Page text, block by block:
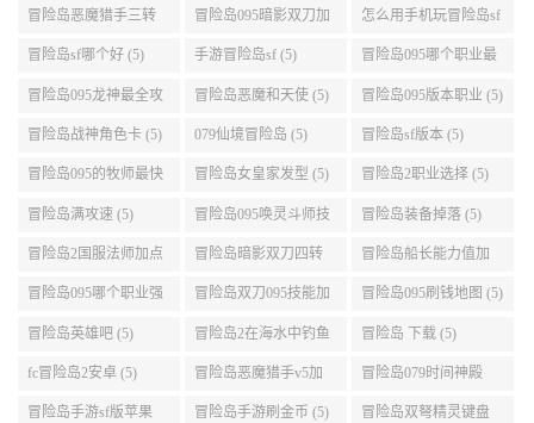
(6) (5)
冒险岛恶魔猎手三转
技能加点顺序 (5)
冒险岛095暗影双刀加
点 (5)
怎么用手机玩冒险岛sf
(5)
冒险岛sf哪个好 (5) 手游冒险岛sf (5) 冒险岛095哪个职业最
好 (5)
冒险岛095龙神最全攻
略 (5)
冒险岛恶魔和天使 (5) 冒险岛095版本职业 (5)
冒险岛战神角色卡 (5) 079仙境冒险岛 (5) 冒险岛sf版本 (5)
冒险岛095的牧师最快
升级路线 (5)
冒险岛女皇家发型 (5) 冒险岛2职业选择 (5)
冒险岛满攻速 (5) 冒险岛095唤灵斗师技
能介绍 (5)
冒险岛装备掉落 (5)
冒险岛2国服法师加点
(5)
冒险岛暗影双刀四转
任务 (5)
冒险岛船长能力值加
点 (5)
冒险岛095哪个职业强
势 (5)
冒险岛双刀095技能加
点 (5)
冒险岛095刷钱地图 (5)
冒险岛英雄吧 (5) 冒险岛2在海水中钓鱼
(5)
冒险岛 下载 (5)
fc冒险岛2安卓 (5) 冒险岛恶魔猎手v5加
点 (5)
冒险岛079时间神殿
999任务 (5)
冒险岛手游sf版苹果 冒险岛手游刷金币 (5) 冒险岛双弩精灵键盘